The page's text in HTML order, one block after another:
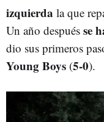
izquierda la que
Un año después se
dio sus primeros
Young Boys (5-0).